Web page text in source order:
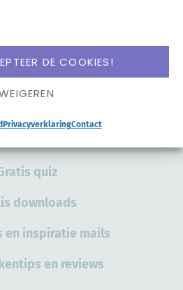
DE COOKIES!
PrivacyverklaringContact
MEDIA
Pinterest
quiz
downloads
en inspiratie mails
en reviews